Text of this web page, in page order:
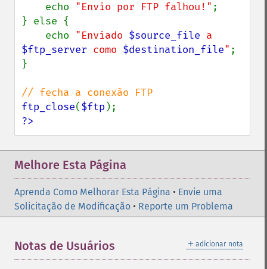
    echo
"Envio por FTP falhou!" ;
} else {
    echo
"Enviado $source_file
$ftp_server como $destination_file" ;
}
ftp_close($ftp
?>
Melhore Esta Página
Aprenda Como Melhorar Esta Página • Envie uma
Solicitação de Modificação • Reporte um Problema
＋ adicionar nota
Notas de Usuários